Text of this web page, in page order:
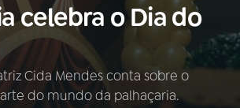
Buscar
AO VIVO
celebra o Dia do
Cida Mendes conta sobre o
do mundo da palhaçaria.